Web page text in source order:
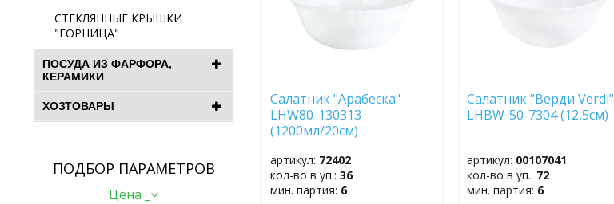
СТЕКЛЯННЫЕ КРЫШКИ
"ГОРНИЦА"
ПОСУДА ИЗ ФАРФОРА,
КЕРАМИКИ
ХОЗТОВАРЫ
ПОДБОР ПАРАМЕТРОВ
Цена _
Салатник "Арабеска"
LHW80-130313
(1200мл/20см)
артикул: 72402
кол-во в уп.:36
мин. партия: 6
Салатник "Верди Verdi"
LHBW-50-7304 (12,5см)
артикул: 00107041
кол-во в уп.: 72
мин. партия: 6